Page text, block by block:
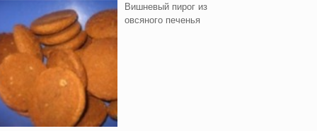
Вишнeвый пирог из
овсяного печенья